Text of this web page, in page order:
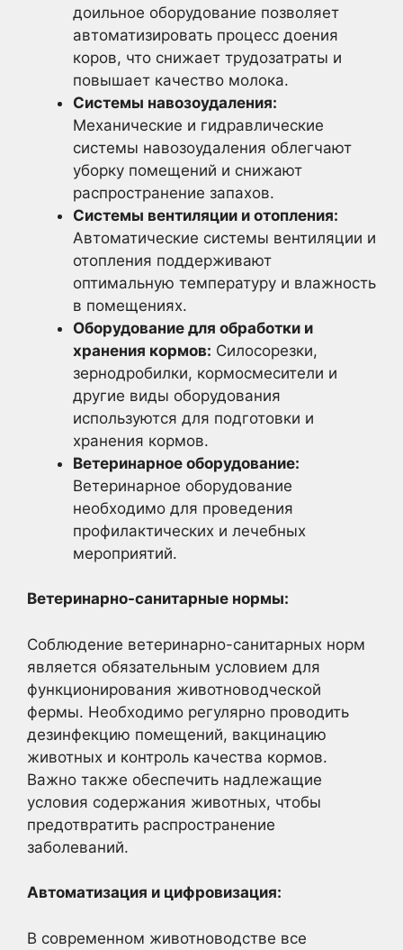
доильное оборудование позволяет
автоматизировать процесс доения
коров, что снижает трудозатраты и
повышает качество молока.
Системы навозоудаления:
Механические и гидравлические
системы навозоудаления облегчают
уборку помещений и снижают
распространение запахов.
Системы вентиляции и отопления:
Автоматические системы вентиляции и
отопления поддерживают
оптимальную температуру и влажность
в помещениях.
Оборудование для обработки и
хранения кормов: Силосорезки,
зернодробилки, кормосмесители и
другие виды оборудования
используются для подготовки и
хранения кормов.
Ветеринарное оборудование:
Ветеринарное оборудование
необходимо для проведения
профилактических и лечебных
мероприятий.
Ветеринарно-санитарные нормы:
Соблюдение ветеринарно-санитарных норм
является обязательным условием для
функционирования животноводческой
фермы. Необходимо регулярно проводить
дезинфекцию помещений, вакцинацию
животных и контроль качества кормов.
Важно также обеспечить надлежащие
условия содержания животных, чтобы
предотвратить распространение
заболеваний.
Автоматизация и цифровизация:
В современном животноводстве все